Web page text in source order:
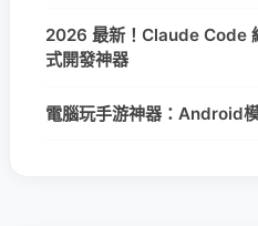
2026 最新！Claude Code
式開發神器
電腦玩手游神器：Android